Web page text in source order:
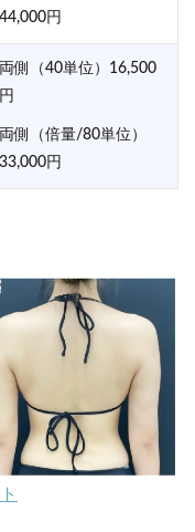
44,000円
両側（40単位）16,500
円
両側（倍量/80単位）
33,000円